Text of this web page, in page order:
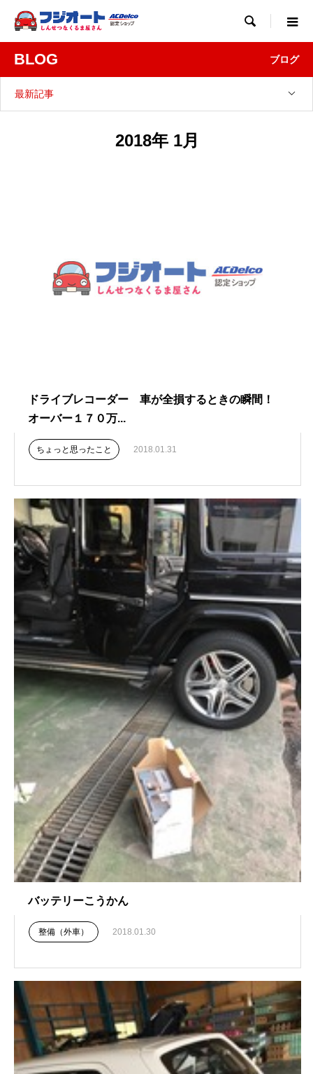

BLOG ブログ
最新記事
2018年 1月
ドライブレコーダー 車が全損するときの瞬間！
オーバー１７０万...
ちょっと思ったこと 2018.01.31
バッテリーこうかん
整備（外車） 2018.01.30